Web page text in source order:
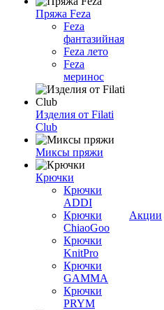
Пряжа Feza
Feza
фантазийная
Feza лето
Feza
меринос
Изделия от Filati
Club
Миксы пряжи
Крючки
Крючки
ADDI
Крючки
ChiaoGoo
Крючки
KnitPro
Крючки
GAMMA
Крючки
PRYM
Акции